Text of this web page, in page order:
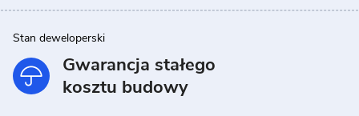
Stan deweloperski
Gwarancja stałego
kosztu budowy